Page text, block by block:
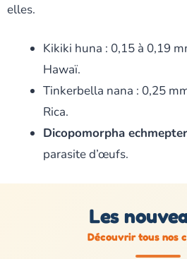
elles.
Kikiki huna : 0,15 à 0,19
Hawaï.
Tinkerbella nana : 0,25
Rica.
Dicopomorpha
parasite d’œufs.
Les
Découvrir tous nos